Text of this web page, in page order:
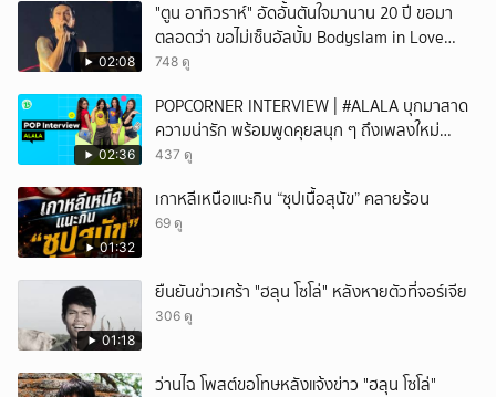
02:08
"ตูน อาทิวราห์" อัดอั้นตันใจมานาน 20 ปี ขอมา
ตลอดว่า ขอไม่เซ็นอัลบั้ม Bodyslam in Love
Vol.1-2 ที่เป็นปกผู้ชายยิ้มแฉ่งสองคน พร้อมเผย
บอกอะไรทางเจ้าตัวเลย
748 ดู
02:36
POPCORNER INTERVIEW | #ALALA บุกมาสาด
ความน่ารัก พร้อมพูดคุยสนุก ๆ ถึงเพลงใหม่
'ON&OFF'
437 ดู
01:32
เกาหลีเหนือแนะกิน “ซุปเนื้อสุนัข” คลายร้อน
69 ดู
01:18
ยืนยันข่าวเศร้า "ฮลุน โซโล่" หลังหายตัวที่จอร์เจีย
306 ดู
ว่านไฉ โพสต์ขอโทษหลังแจ้งข่าว "ฮลุน โซโล่"